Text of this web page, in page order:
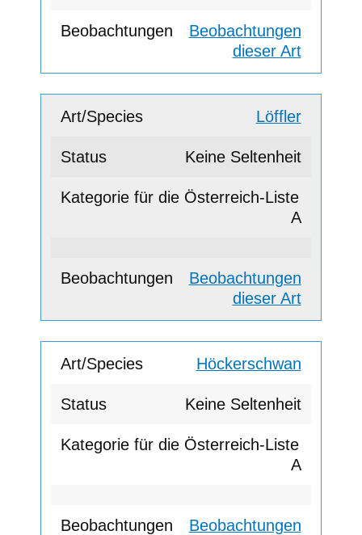
Beobachtungen
dieser Art
Löffler
Keine Seltenheit
A
Beobachtungen
dieser Art
Höckerschwan
Keine Seltenheit
A
Beobachtungen